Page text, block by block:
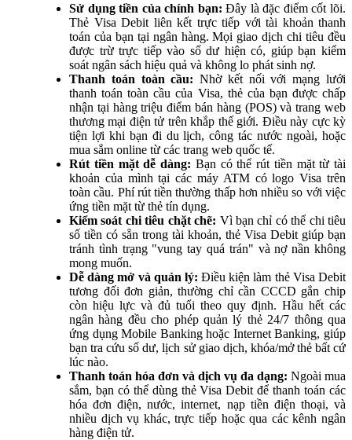
Sử dụng tiền của chính bạn:Đây là đặc điểm cốt lõi.
Thẻ Visa Debit liên kết trực tiếp với tài khoản thanh
toán của bạn tại ngân hàng. Mọi giao dịch chi tiêu đều
được trừ trực tiếp vào số dư hiện có, giúp bạn kiểm
soát ngân sách hiệu quả và không lo phát sinh nợ.
Thanh toán toàn cầu: Nhờ kết nối với mạng lưới
thanh toán toàn cầu của Visa, thẻ của bạn được chấp
nhận tại hàng triệu điểm bán hàng (POS) và trang web
thương mại điện tử trên khắp thế giới. Điều này cực kỳ
tiện lợi khi bạn đi du lịch, công tác nước ngoài, hoặc
mua sắm online từ các trang web quốc tế.
Rút tiền mặt dễ dàng: Bạn có thể rút tiền mặt từ tài
khoản của mình tại các máy ATM có logo Visa trên
toàn cầu. Phí rút tiền thường thấp hơn nhiều so với việc
ứng tiền mặt từ thẻ tín dụng.
Kiểm soát chi tiêu chặt chẽ: Vì bạn chỉ có thể chi tiêu
số tiền có sẵn trong tài khoản, thẻ Visa Debit giúp bạn
tránh tình trạng "vung tay quá trán" và nợ nần không
mong muốn.
Dễ dàng mở và quản lý:Điều kiện làm thẻ Visa Debit
tương đối đơn giản, thường chỉ cần CCCD gắn chip
còn hiệu lực và đủ tuổi theo quy định. Hầu hết các
ngân hàng đều cho phép quản lý thẻ 24/7 thông qua
ứng dụng Mobile Banking hoặc Internet Banking, giúp
bạn tra cứu số dư, lịch sử giao dịch, khóa/mở thẻ bất cứ
lúc nào.
Thanh toán hóa đơn và dịch vụ đa dạng: Ngoài mua
sắm, bạn có thể dùng thẻ Visa Debit để thanh toán các
hóa đơn điện, nước, internet, nạp tiền điện thoại, và
nhiều dịch vụ khác, trực tiếp hoặc qua các kênh ngân
hàng điện tử.